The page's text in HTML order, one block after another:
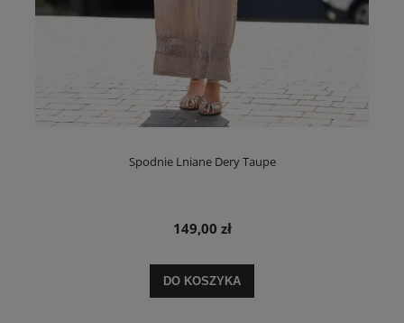
Spodnie Lniane Dery Taupe
149,00 zł
DO KOSZYKA